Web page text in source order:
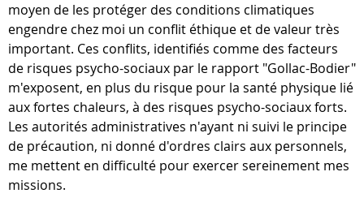
moyen de les protéger des conditions climatiques
engendre chez moi un conflit éthique et de valeur très
important. Ces conflits, identifiés comme des facteurs
de risques psycho-sociaux par le rapport "Gollac-Bodier"
m'exposent, en plus du risque pour la santé physique lié
aux fortes chaleurs, à des risques psycho-sociaux forts.
Les autorités administratives n'ayant ni suivi le principe
de précaution, ni donné d'ordres clairs aux personnels,
me mettent en difficulté pour exercer sereinement mes
missions.